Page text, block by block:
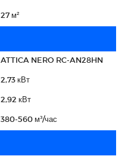
27 м²
ATTICA NERO RC-AN28HN
2,73 кВт
2,92 кВт
380-560 м³/час